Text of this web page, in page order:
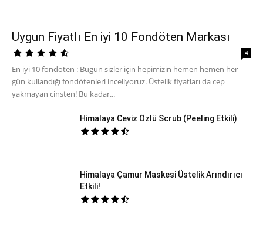
Uygun Fiyatlı En iyi 10 Fondöten Markası
4
En iyi 10 fondöten : Bugün sizler için hepimizin hemen hemen her
gün kullandığı fondötenleri inceliyoruz. Üstelik fiyatları da cep
yakmayan cinsten! Bu kadar...
Himalaya Ceviz Özlü Scrub (Peeling Etkili)
Himalaya Çamur Maskesi Üstelik Arındırıcı
Etkili!